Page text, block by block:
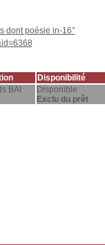
dont poésie in-16°
Disponibilité
BAI
Disponible
Exclu du prêt